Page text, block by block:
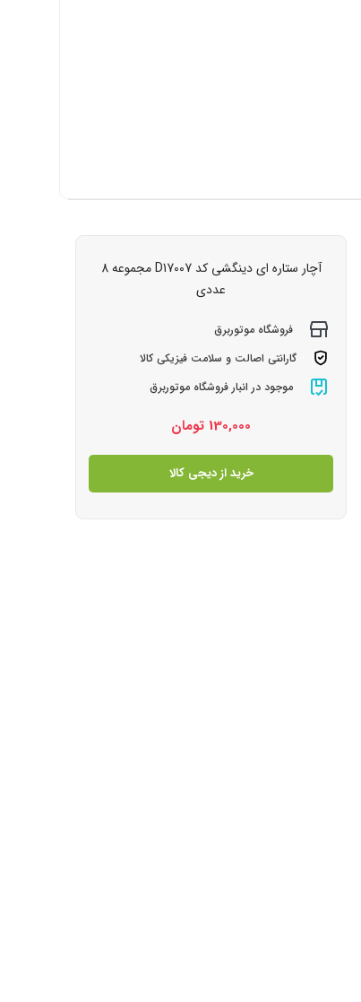
آچار ستاره ای دینگشی کد D17007 مجموعه 8
عددی
فروشگاه موتوربرق
گارانتی اصالت و سلامت فیزیکی کالا
موجود در انبار فروشگاه موتوربرق
130,000 تومان
خرید از دیجی کالا